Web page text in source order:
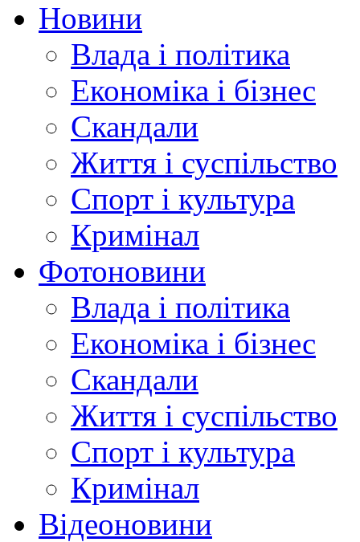
Новини
Влада і політика
Економіка і бізнес
Скандали
Життя і суспільство
Спорт і культура
Кримінал
Фотоновини
Влада і політика
Економіка і бізнес
Скандали
Життя і суспільство
Спорт і культура
Кримінал
Відеоновини